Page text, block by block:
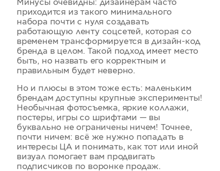
Минусы очевидны: дизайнерам часто
приходится из такого минимального
набора почти с нуля создавать
работающую ленту соцсетей, которая со
временем трансформируется в дизайн-код
бренда в целом. Такой подход имеет место
быть, но назвать его корректным и
правильным будет неверно.
Но и плюсы в этом тоже есть: маленьким
брендам доступны крупные эксперименты!
Необычная фотосъемка, яркие коллажи,
постеры, игры со шрифтами — вы
буквально не ограничены ничем! Точнее,
почти ничем: всё же нужно попадать в
интересы ЦА и понимать, как тот или иной
визуал помогает вам продвигать
подписчиков по воронке продаж.